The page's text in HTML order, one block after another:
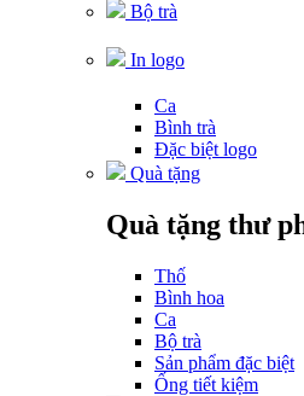
Bộ trà
In logo
Ca
Bình trà
Đặc biệt logo
Quà tặng
Quà tặng thư
Thố
Bình hoa
Ca
Bộ trà
Sản phẩm đặc biệt
Ống tiết kiệm